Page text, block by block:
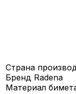
Страна
Бренд Radena
Материал